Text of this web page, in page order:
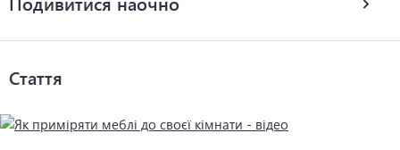
Стаття